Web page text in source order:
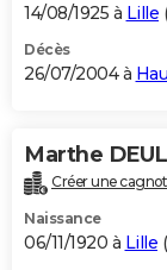
14/08/1925 à Lille (
Décès
26/07/2004 à
Marthe
Créer une
Naissance
06/11/1920 à Lille (